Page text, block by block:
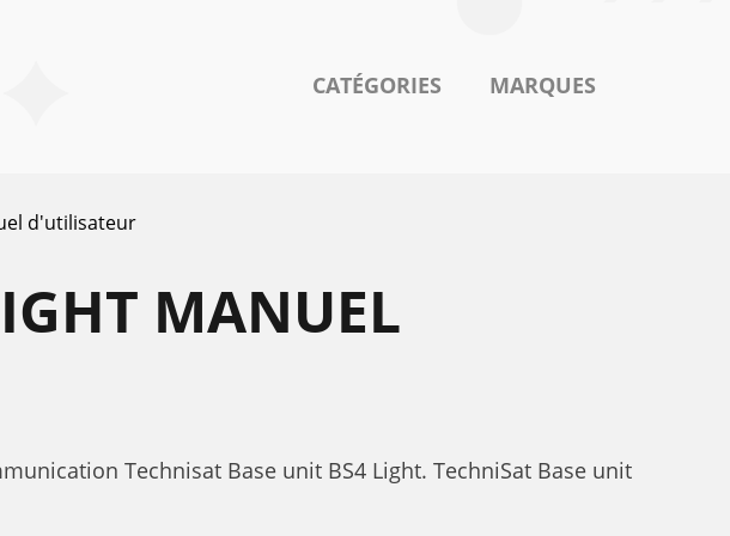
CATÉGORIES MARQUES
d'utilisateur
MANUEL
Technisat Base unit BS4 Light. TechniSat Base unit